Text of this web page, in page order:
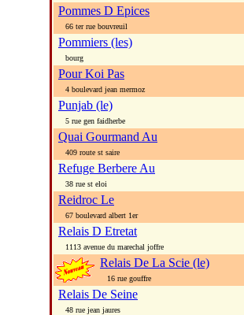
Pommes D Epices
66 ter rue bouvreuil
Pommiers (les)
bourg
Pour Koi Pas
4 boulevard jean mermoz
Punjab (le)
5 rue gen faidherbe
Quai Gourmand Au
409 route st saire
Refuge Berbere Au
38 rue st eloi
Reidroc Le
67 boulevard albert 1er
Relais D Etretat
1113 avenue du marechal joffre
Relais De La Scie (le)
16 rue gouffre
Relais De Seine
48 rue jean jaures